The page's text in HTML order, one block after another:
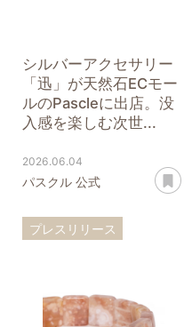
シルバーアクセサリー
「迅」が天然石ECモー
ルのPascleに出店。没
入感を楽しむ次世...
2026.06.04
パスクル 公式
プレスリリース